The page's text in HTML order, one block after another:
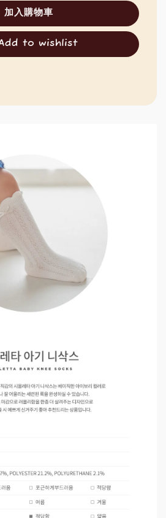
加入購物車
to wishlist